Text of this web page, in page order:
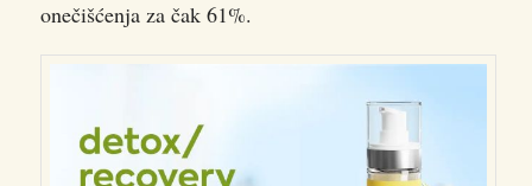
onečišćenja za čak 61%.